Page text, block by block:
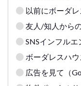
以前にボーダ
友人/知人から
SNSインフル
ボーダレスハウ
広告を見て（